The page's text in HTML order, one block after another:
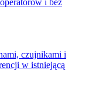
czujnikami i
w istniejącą